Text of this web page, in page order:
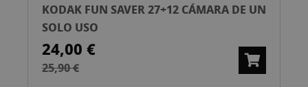
KODAK FUN SAVER 27+12 CÁMARA DE UN
SOLO USO
24,00 €
25,90 €